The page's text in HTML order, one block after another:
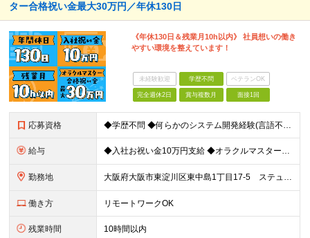
ター合格祝い金最大30万円／年休130日
《年休130日＆残業月10h以内》 社員想いの働き
やすい環境を整えています！
未経験歓迎 学歴不問 ベテランOK
完全週休2日 賞与複数月 面接1回
応募資格 ◆学歴不問 ◆何らかのシステム開発経験(言語不問) ※開発経験3年以上の方を想定しています ＜こんな方はぜひ！＞ ・安心して働ける場所を探している ・AIやPythonに挑戦したい ・自分がやりたい
給与 ◆入社お祝い金10万円支給 ◆オラクルマスター合格祝い金最大30万円 月給33万円～50万円＋賞与年2回 ※上記にはみなし残業代(20時間／5万1563円～7万8125円分)を含みます。超過分は別
勤務地 大阪府大阪市東淀川区東中島1丁目17-5 ステュディオ新大阪 2F ※勤務地は主に大阪市内の取引先になります ※変更の範囲：上記を除く当社関連勤務地 ※関西に本社あり※
働き方 リモートワークOK
残業時間 10時間以内